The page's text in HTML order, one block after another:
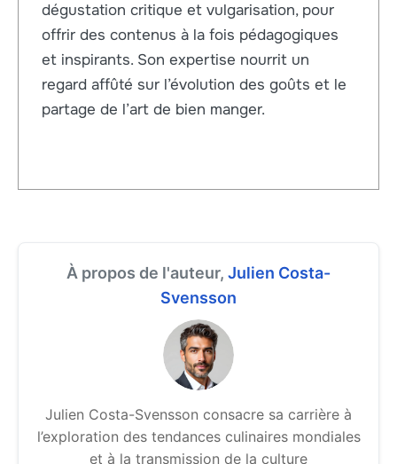
dégustation critique et vulgarisation, pour
offrir des contenus à la fois pédagogiques
et inspirants. Son expertise nourrit un
regard affûté sur l’évolution des goûts et le
partage de l’art de bien manger.
À propos de l'auteur, Julien Costa-
Svensson
Julien Costa-Svensson consacre sa carrière à
l’exploration des tendances culinaires mondiales
et à la transmission de la culture